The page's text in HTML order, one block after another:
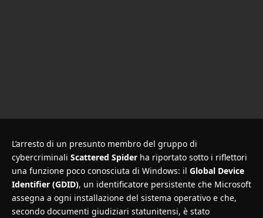
L’arresto di un presunto membro del gruppo di
cybercriminali Scattered Spider ha riportato sotto i riflettori
una funzione poco conosciuta di Windows: il Global Device
Identifier (GDID), un identificatore persistente che Microsoft
assegna a ogni installazione del sistema operativo e che,
secondo documenti giudiziari statunitensi, è stato